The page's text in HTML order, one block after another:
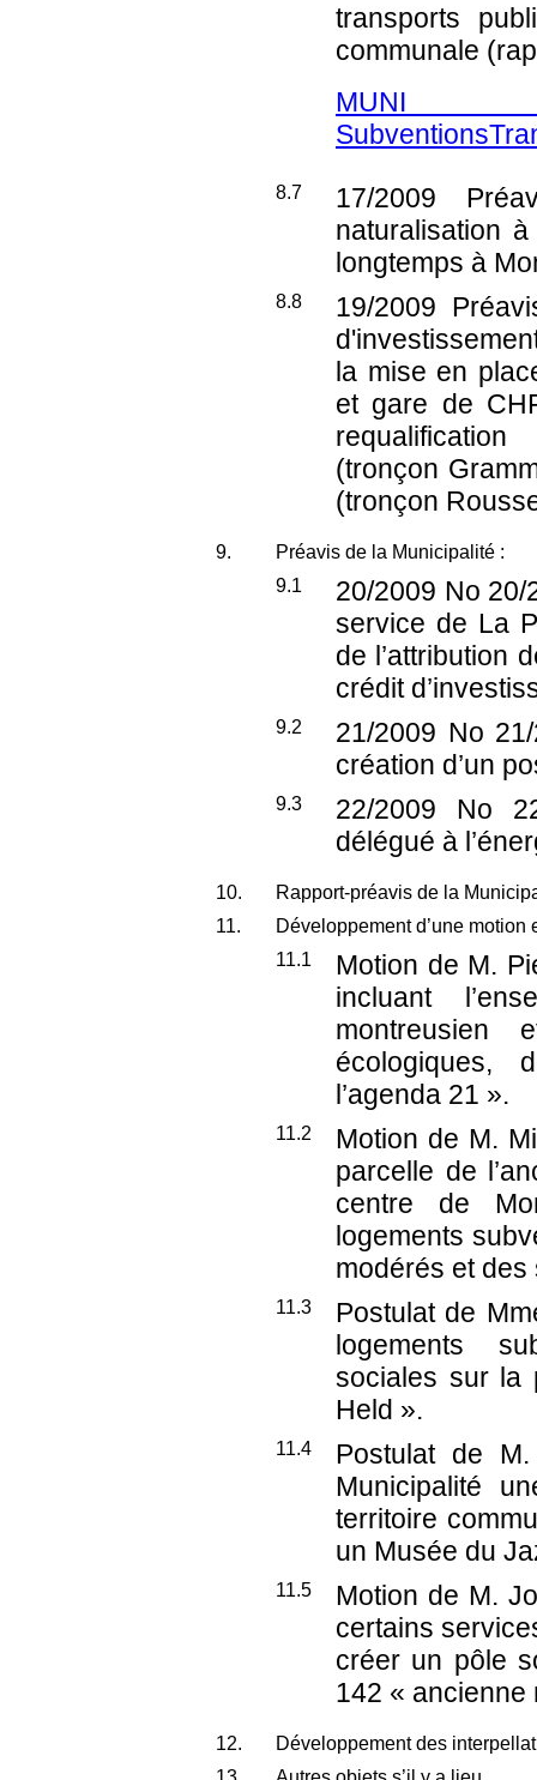
transports
communale
MUNI
8.7 17/2009
naturalisation
longtemps à
8.8 19/2009
la mise en
et gare de
(tronçon
(tronçon
9.
Préavis de la Municipalité :
9.1
20/2009 No 20/
service de La
de l’attribution
crédit
9.2 21/2009 No
création d’un
9.3 22/2009 No
délégué à
10.
Rapport-préavis de la
11.
Développement d’une motion
11.1
Motion de M.
incluant
montreusien
écologiques,
l’agenda 21 ».
11.2
Motion de M.
parcelle de
centre de
logements
modérés et
11.3
Postulat de
logements
sociales sur la
Held ».
11.4
Postulat de
Municipalité
territoire
un Musée du
11.5
Motion de M.
certains
créer un pôle
142 « ancienne
12.
Développement des